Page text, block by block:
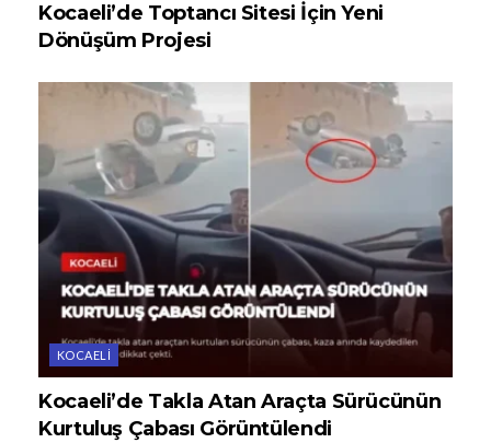
Kocaeli’de Toptancı Sitesi İçin Yeni
Dönüşüm Projesi
KOCAELI
Kocaeli’de Takla Atan Araçta Sürücünün
Kurtuluş Çabası Görüntülendi